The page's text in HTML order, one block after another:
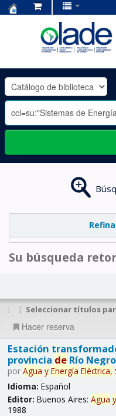
OLADE
-
Su búsqueda
| | Seleccionar títulos
Hacer reserva
Estación
provincia deRío Negro
por Agua y Energía Eléctrica,
Idioma: Español
Editor: Buenos Aires: Agua y
1988